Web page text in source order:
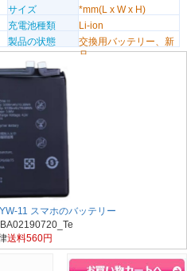
サイズ
*mm(L x W x H)
充電池種類
Li-ion
製品の状態
交換用バッテリー、新
品
11 スマホのバッテリー
送料560円